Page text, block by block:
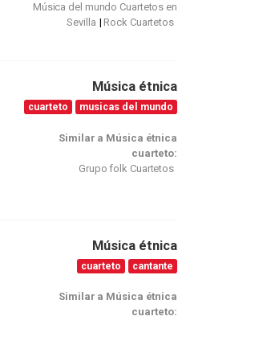
Música del mundo Cuartetos en
Sevilla
Rock Cuartetos
Música étnica
cuarteto musicas del mundo
Similar a Música étnica
cuarteto:
Grupo folk Cuartetos
Música étnica
cuarteto cantante
Similar a Música étnica
cuarteto: